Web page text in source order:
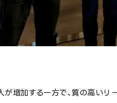
が増加する一方で、質の高いリ